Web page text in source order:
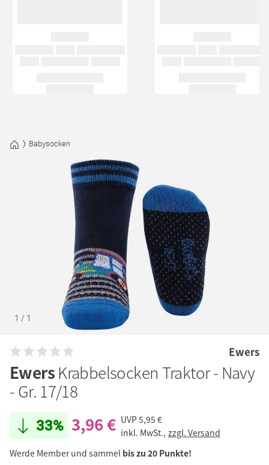
Babysocken
1 / 1
Ewers
EwersKrabbelsocken Traktor - Navy
- Gr. 17/18
33% 3,96 € UVP5,95 €
inkl. MwSt., zzgl. Versand
Werde Member und sammel bis zu 20 Punkte!